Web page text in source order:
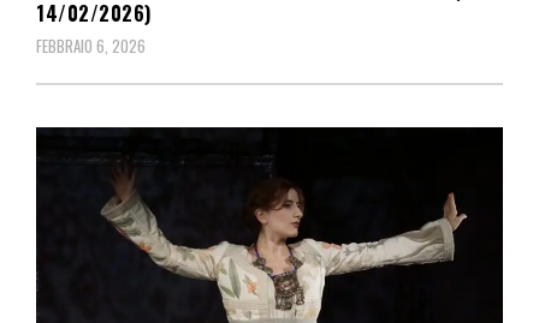
14/02/2026)
FEBBRAIO 6, 2026